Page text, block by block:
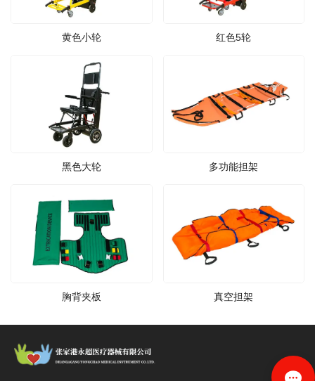
黄色小轮 红色5轮
黑色大轮 多功能担架
胸背夹板 真空担架